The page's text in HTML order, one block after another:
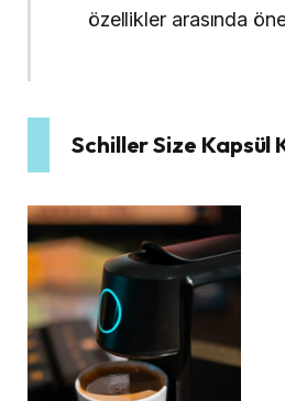
özellikler arasında öne
Schiller Size Kapsül